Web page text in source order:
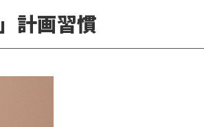
計画習慣